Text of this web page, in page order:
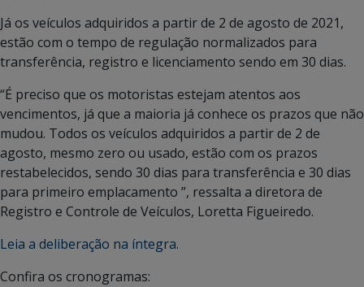
Já os veículos adquiridos a partir de 2 de agosto de 2021,
estão com o tempo de regulação normalizados para
transferência, registro e licenciamento sendo em 30 dias.
“É preciso que os motoristas estejam atentos aos
vencimentos, já que a maioria já conhece os prazos que não
mudou. Todos os veículos adquiridos a partir de 2 de
agosto, mesmo zero ou usado, estão com os prazos
restabelecidos, sendo 30 dias para transferência e 30 dias
para primeiro emplacamento ”, ressalta a diretora de
Registro e Controle de Veículos, Loretta Figueiredo.
Leia a deliberação na íntegra.
Confira os cronogramas: